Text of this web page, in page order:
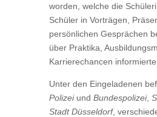
worden, welche die
Schüler in Vorträgen,
persönlichen Gesprächen
über Praktika,
Karrierechancen
Unter den Eingeladenen
Polizeiund Bundespolizei,
Stadt Düsseldorf,